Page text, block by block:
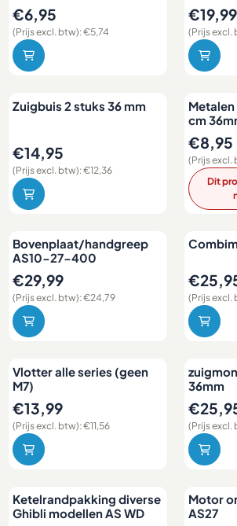
Prijs: 6,95, exclusief btw: 5,74
€6,95
(Prijs excl. btw):€5,74
Prijs:
€19,99
(Prijs excl.
Zuigbuis 2 stuks 36 mm
Prijs: 14,95, exclusief btw: 12,36
€14,95
(Prijs excl. btw):€12,36
cm
Prijs:
€8,95
(Prijs excl.
Dit
Bovenplaat/handgreep
AS10-27-400
Prijs: 29,99, exclusief btw: 24,79
€29,99
(Prijs excl. btw):€24,79
Prijs:
(Prijs excl.
Vlotter alle series (geen
M7)
Prijs: 13,99, exclusief btw: 11,56
€13,99
(Prijs excl. btw):€11,56
36mm
Prijs:
(Prijs excl.
Ketelrandpakking diverse
Ghibli modellen AS WD
Motor
AS27